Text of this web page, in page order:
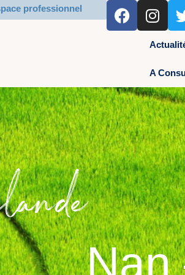
professionnel
F
a
o
o
k
I
n
s
t
a
g
r
a
m
A